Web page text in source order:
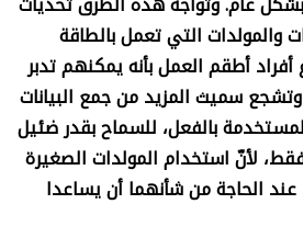
والمولدات التي تعمل بالطاقة
أطقم العمل بأنه يمكنهم تدبر
سميث المزيد من جمع البيانات
بالفعل، للسماح بقدر ضئيل
لأنّ استخدام المولدات الصغيرة
الحاجة من شأنهما أن يساعدا